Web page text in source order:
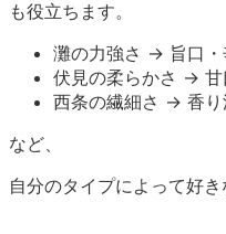
も役立ちます。
灘の力強さ → 旨口・
伏見の柔らかさ → 甘
西条の繊細さ → 香り
など、
自分のタイプによって好き